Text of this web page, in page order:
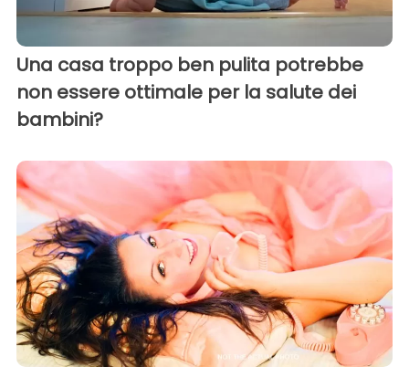
Una casa troppo ben pulita potrebbe
non essere ottimale per la salute dei
bambini?